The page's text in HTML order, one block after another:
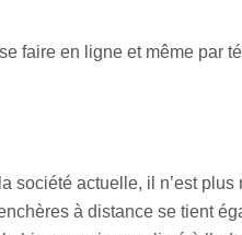
faire en ligne et même par
actuelle, il n’est
à distance se tient